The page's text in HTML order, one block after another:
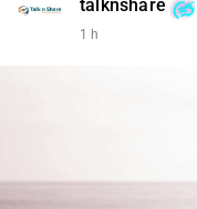
talknshare
1 h